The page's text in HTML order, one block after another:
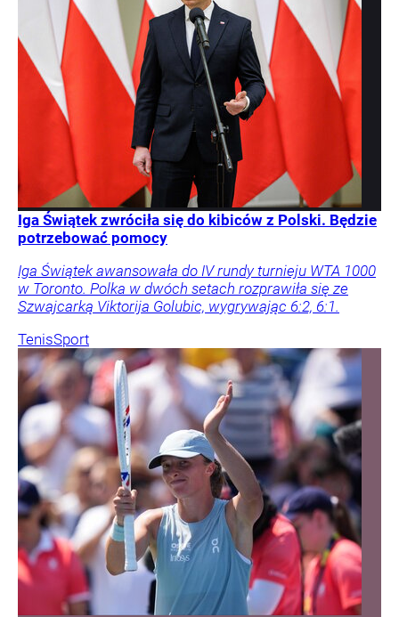
Iga Świątek zwróciła się do kibiców z Polski. Będzie
potrzebować pomocy
Iga Świątek awansowała do IV rundy turnieju WTA 1000
w Toronto. Polka w dwóch setach rozprawiła się ze
Szwajcarką Viktorija Golubic, wygrywając 6:2, 6:1.
TenisSport